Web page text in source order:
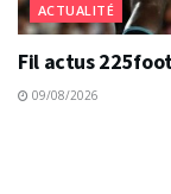
ACTUALITÉ
Fil actus
09/08/2026